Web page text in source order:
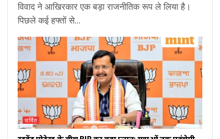
विवाद ने आखिरकार एक बड़ा राजनीतिक रूप ले लिया है।
पिछले कई हफ्तों से...
चर्चित